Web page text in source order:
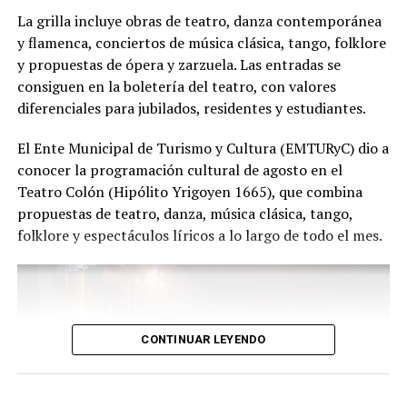
función hay meses de ensayo y un enorme trabajo en
equipo para emocionar y sorprender al
público", expresa Emmanuel Marín.
distinguida con los Premios Estrella de Mar 2024 y
2026 como Mejor Espectáculo de Danza y con el Premio
Faro de Oro 2024. Además, Emmanuel Marín y Lola
Gutiérrez Rey obtuvieron el subcampeonato en el
Mundial de Tango de Buenos Aires.
realizar una gira por Europa. Además, recibió
la Declaración de Interés Cultural como Embajadores
Turísticos, otorgada por el EMTURyC, y la
La grilla incluye obras de teatro, danza contemporánea
y flamenca, conciertos de música clásica, tango, folklore
y propuestas de ópera y zarzuela. Las entradas se
consiguen en la boletería del teatro, con valores
diferenciales para jubilados, residentes y estudiantes.
El Ente Municipal de Turismo y Cultura (EMTURyC) dio a
conocer la programación cultural de agosto en el
Teatro Colón (Hipólito Yrigoyen 1665), que combina
propuestas de teatro, danza, música clásica, tango,
folklore y espectáculos líricos a lo largo de todo el mes.
CONTINUAR LEYENDO